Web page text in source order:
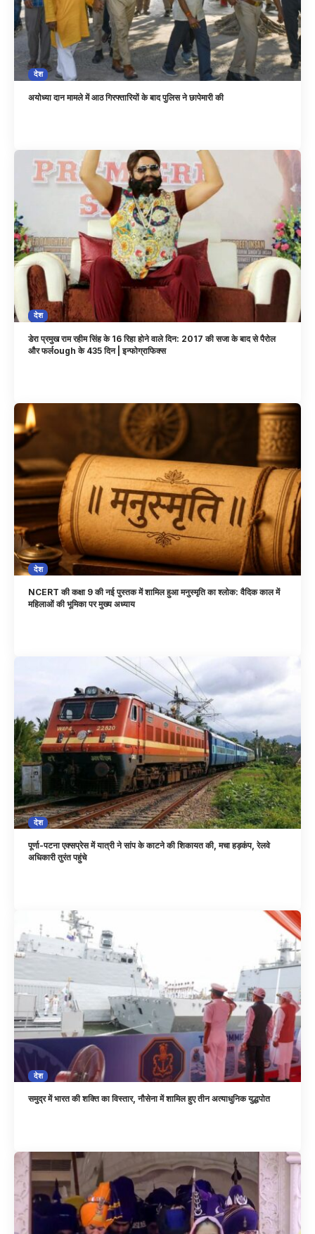
देश
अयोध्या दान मामले में आठ गिरफ्तारियों के बाद पुलिस ने छापेमारी की
देश
डेरा प्रमुख राम रहीम सिंह के 16 रिहा होने वाले दिन: 2017 की सजा के बाद से पैरोल
और फर्लough के 435 दिन | इन्फोग्राफिक्स
देश
NCERT की कक्षा 9 की नई पुस्तक में शामिल हुआ मनुस्मृति का श्लोक: वैदिक काल में
महिलाओं की भूमिका पर मुख्य अध्याय
देश
पूर्णा-पटना एक्सप्रेस में यात्री ने सांप के काटने की शिकायत की, मचा हड़कंप, रेलवे
अधिकारी तुरंत पहुंचे
देश
समुद्र में भारत की शक्ति का विस्तार, नौसेना में शामिल हुए तीन अत्याधुनिक युद्धपोत